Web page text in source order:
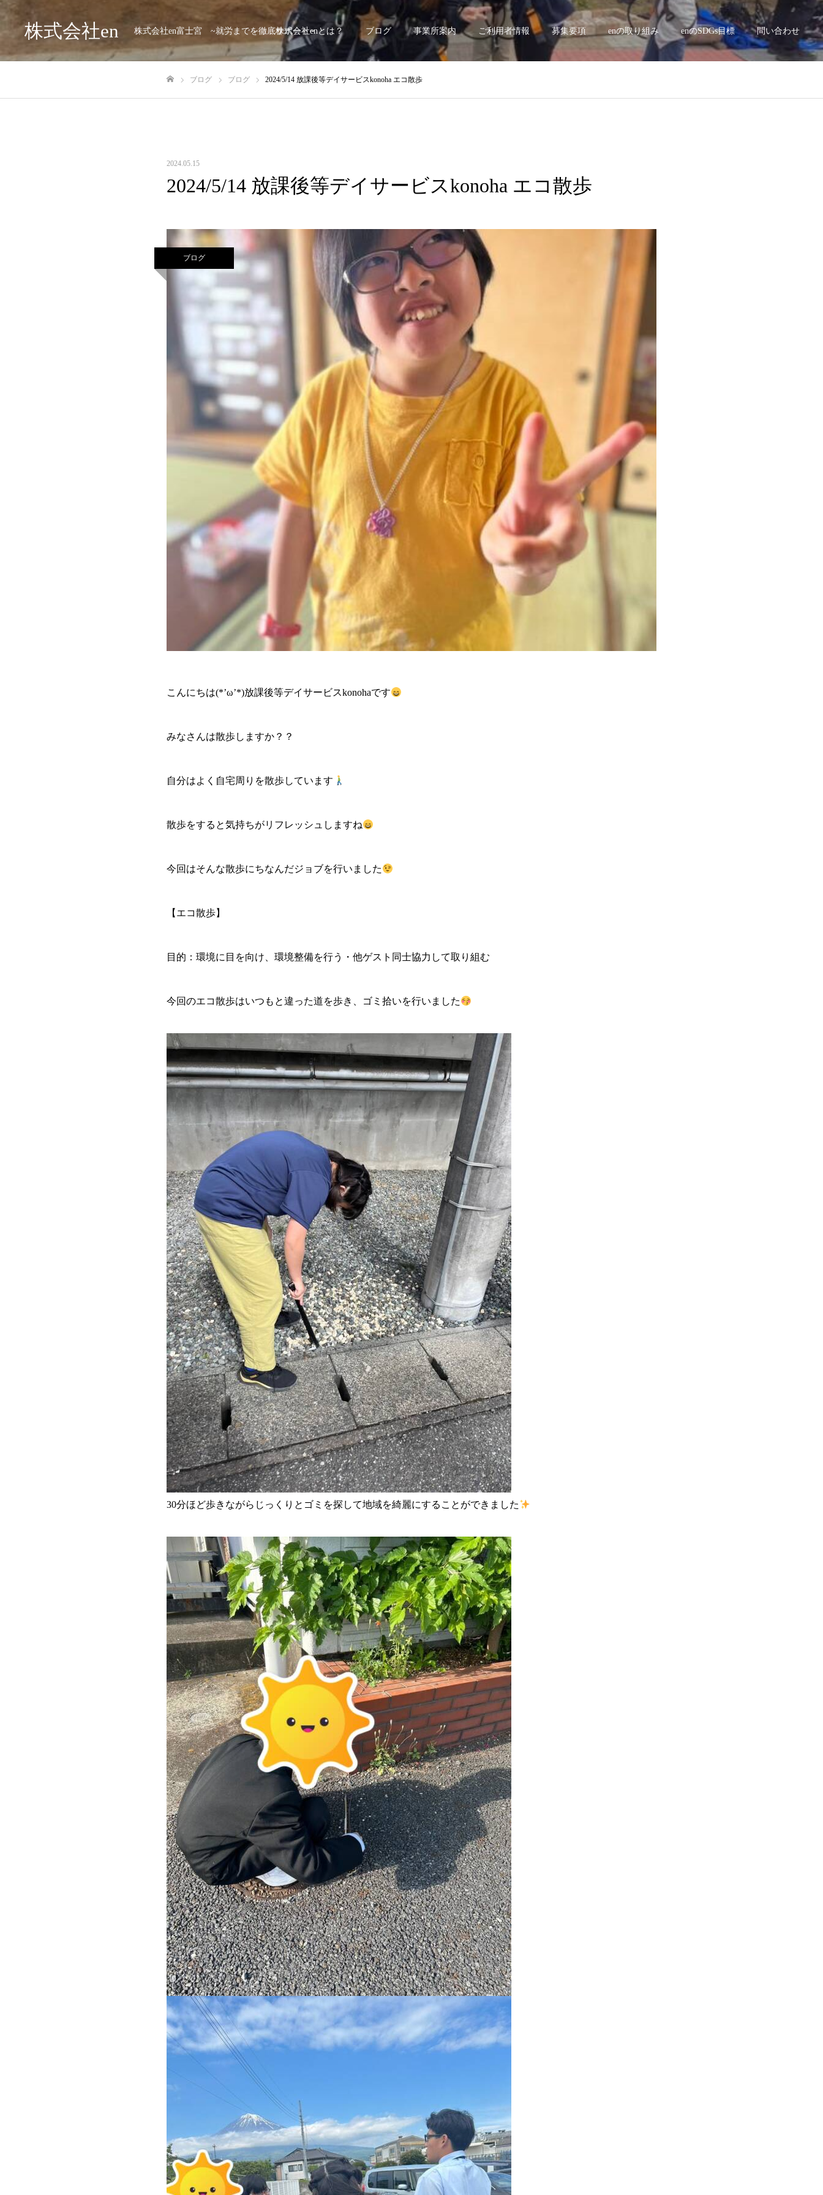
株式会社en 株式会社en富士宮 ~就労までを徹底サポート~
株式会社enとは？ ブログ 事業所案内 ご利用者情報 募集要項 enの取り組み enのSDGs目標 問い合わせ
ブログ ブログ 2024/5/14 放課後等デイサービスkonoha エコ散歩
2024.05.15
2024/5/14 放課後等デイサービスkonoha エコ散歩
ブログ
こんにちは(*’ω’*)放課後等デイサービスkonohaです
みなさんは散歩しますか？？
自分はよく自宅周りを散歩しています
散歩をすると気持ちがリフレッシュしますね
今回はそんな散歩にちなんだジョブを行いました
【エコ散歩】
目的：環境に目を向け、環境整備を行う・他ゲスト同士協力して取り組む
今回のエコ散歩はいつもと違った道を歩き、ゴミ拾いを行いました
30分ほど歩きながらじっくりとゴミを探して地域を綺麗にすることができました